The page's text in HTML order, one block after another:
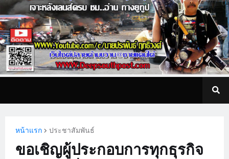
หน้าแรก ประชาสัมพันธ์
ขอเชิญผู้ประกอบการทุกธุรกิจ